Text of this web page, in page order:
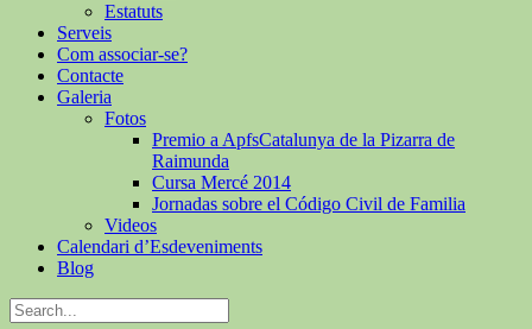
Estatuts
Serveis
Com associar-se?
Contacte
Galeria
Fotos
Premio a ApfsCatalunya de la Pizarra de
Raimunda
Cursa Mercé 2014
Jornadas sobre el Código Civil de Familia
Videos
Calendari d’Esdeveniments
Blog